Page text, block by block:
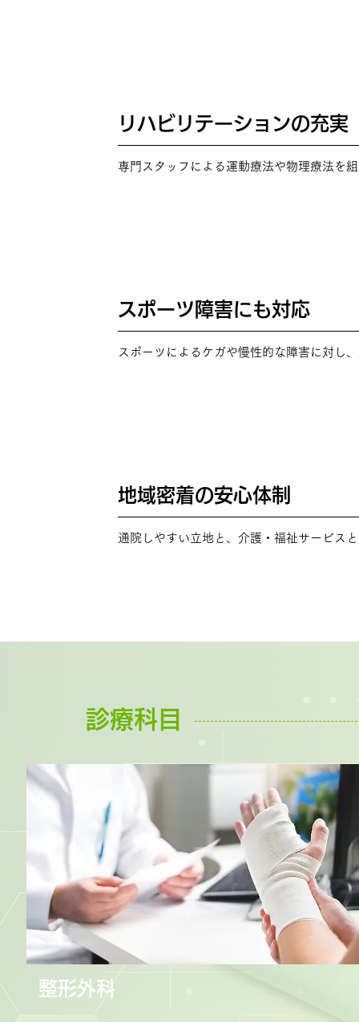
リハビリテーションの充実
専門スタッフによる運動療法や物理療法を
スポーツ障害にも対応
スポーツによるケガや慢性的な障害に対し
地域密着の安心体制
通院しやすい立地と、介護・福祉サービス
診療科目
整形外科